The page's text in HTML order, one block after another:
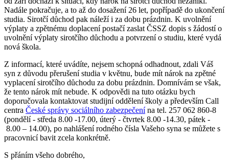
Nadále pokračuje, a to až do dosažení 26 let, popřípadě do ukončení
studia. Sirotčí důchod pak náleží i za dobu prázdnin. K uvolnění
výplaty a zpětnému doplacení postačí zaslat ČSSZ dopis s žádostí o
uvolnění výplaty sirotčího důchodu a potvrzení o studiu, které vydá
nová škola.
Z informací, které uvádíte, nejsem schopná odhadnout, zdali Váš
syn z důvodu přerušení studia v květnu, bude mít nárok na zpětné
vyplacení sirotčího důchodu za dobu prázdnin. Domnívám se však,
že tento nárok mít nebude. K odpovědi na tuto otázku bych
doporučovala kontaktovat studijní oddělení školy a především Call
centra České správy sociálního zabezpečenína tel. 257 062 860-8
(pondělí - středa 8.00 -17.00, úterý - čtvrtek 8.00 -14.30, pátek -
8.00 – 14.00), po nahlášení rodného čísla Vašeho syna se můžete s
pracovnicí bavit zcela konkrétně.
S přáním všeho dobrého,